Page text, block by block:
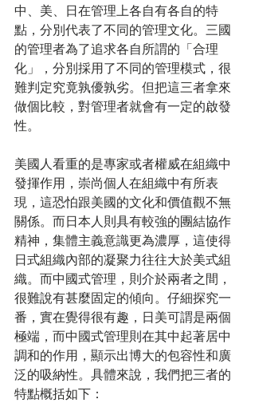
中、美、日在管理上各自有各自的特
點，分別代表了不同的管理文化。三國
的管理者為了追求各自所謂的「合理
化」，分別採用了不同的管理模式，很
難判定究竟孰優孰劣。但把這三者拿來
做個比較，對管理者就會有一定的啟發
性。
美國人看重的是專家或者權威在組織中
發揮作用，崇尚個人在組織中有所表
現，這恐怕跟美國的文化和價值觀不無
關係。而日本人則具有較強的團結協作
精神，集體主義意識更為濃厚，這使得
日式組織內部的凝聚力往往大於美式組
織。而中國式管理，則介於兩者之間，
很難說有甚麼固定的傾向。仔細探究一
番，實在覺得很有趣，日美可謂是兩個
極端，而中國式管理則在其中起著居中
調和的作用，顯示出博大的包容性和廣
泛的吸納性。具體來說，我們把三者的
特點概括如下：